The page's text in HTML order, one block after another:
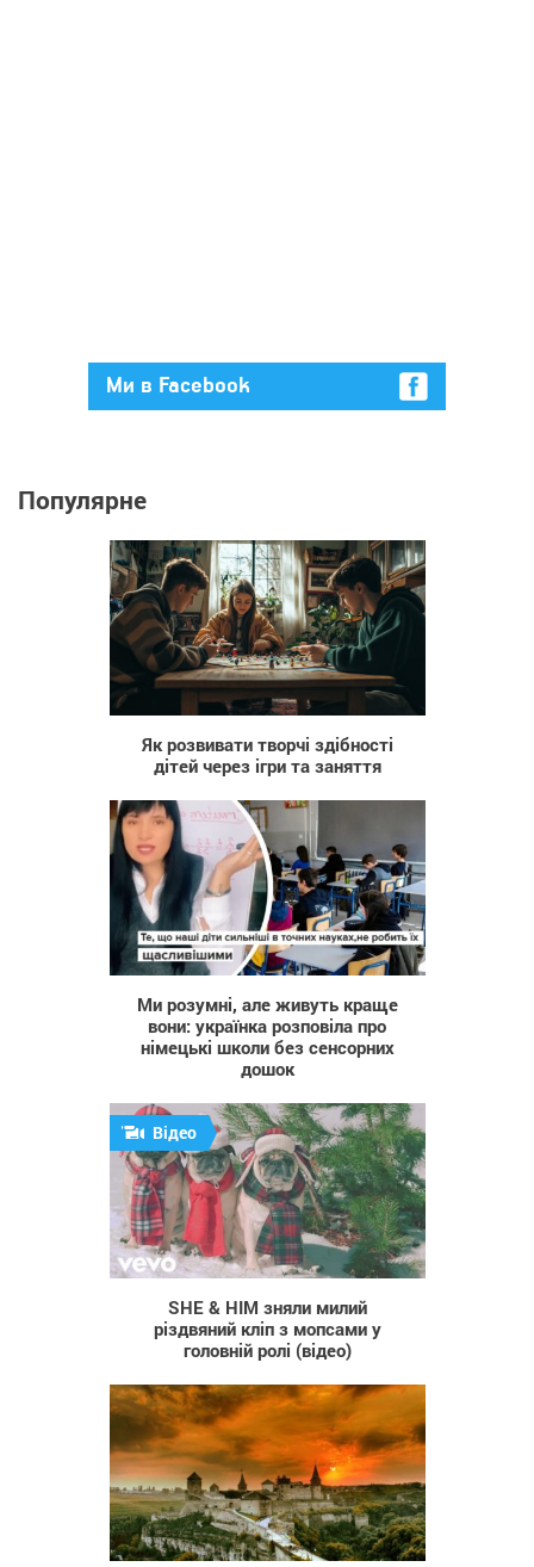
Ми в Facebook
Популярне
40
Як розвивати творчі здібності
дітей через ігри та заняття
819
Ми розумні, але живуть краще
вони: українка розповіла про
німецькі школи без сенсорних
дошок
891
Відео
SHE & HIM зняли милий
різдвяний кліп з мопсами у
головній ролі (відео)
385